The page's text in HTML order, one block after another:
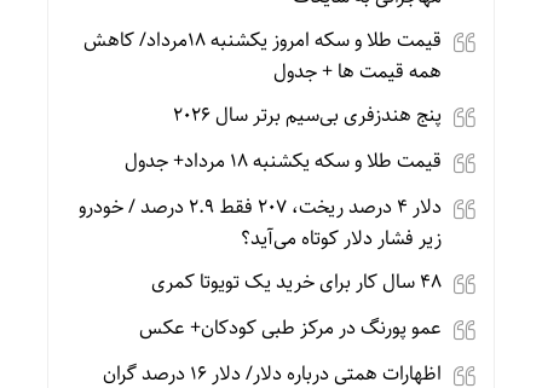
قیمت طلا و سکه امروز یکشنبه 18مرداد/ کاهش
همه قیمت ها + جدول
پنج هندزفری بی‌سیم برتر سال ۲۰۲۶
قیمت طلا و سکه یکشنبه 18 مرداد+ جدول
دلار ۴ درصد ریخت، ۲۰۷ فقط ۲.۹ درصد / خودرو
زیر فشار دلار کوتاه می‌آید؟
۴۸ سال کار برای خرید یک تویوتا کمری
عمو پورنگ در مرکز طبی کودکان+ عکس
اظهارات همتی درباره دلار/ دلار ۱۶ درصد گران